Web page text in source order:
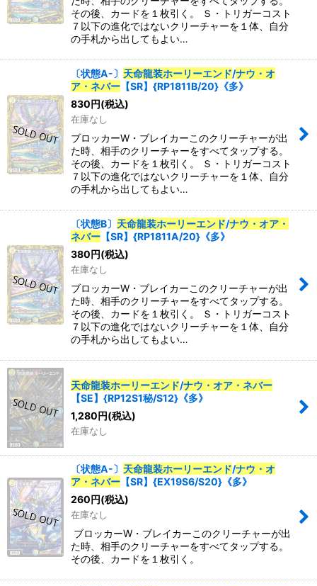
その後、カードを１枚引く。 Ｓ・トリガーコスト
７以下の進化ではないクリーチャーを１体、自分
の手札から出してもよい…
〔状態A-〕 天命龍装ホーリーエンド/ナウ・オ
ア・ネバー 【SR】{RP1811B/20}《多》
830円(税込)
在庫なし
ブロッカーW・ブレイカーこのクリーチャーが出
た時、相手のクリーチャーをすべてタップする。
その後、カードを１枚引く。 Ｓ・トリガーコスト
７以下の進化ではないクリーチャーを１体、自分
の手札から出してもよい…
〔状態B〕 天命龍装ホーリーエンド/ナウ・オア・
ネバー 【SR】{RP1811A/20}《多》
380円(税込)
在庫なし
ブロッカーW・ブレイカーこのクリーチャーが出
た時、相手のクリーチャーをすべてタップする。
その後、カードを１枚引く。 Ｓ・トリガーコスト
７以下の進化ではないクリーチャーを１体、自分
の手札から出してもよい…
天命龍装ホーリーエンド/ナウ・オア・ネバー
【SE】{RP12S1秘/S12}《多》
1,280円(税込)
在庫なし
〔状態A-〕 天命龍装ホーリーエンド/ナウ・オ
ア・ネバー 【SR】{EX19S6/S20}《多》
260円(税込)
在庫なし
ブロッカーW・ブレイカーこのクリーチャーが出
た時、相手のクリーチャーをすべてタップする。
その後、カードを１枚引く。